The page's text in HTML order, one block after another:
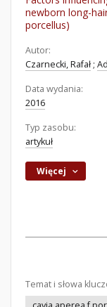
newborn long-
porcellus)
Autor:
Czarnecki, Rafał ;
Data wydania:
2016
Typ zasobu:
artykuł
Więcej
Temat i słowa